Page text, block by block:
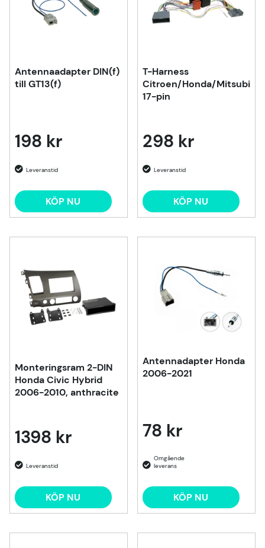
Antennaadapter DIN(f)
till GT13(f)
198 kr
KÖP NU
T-Harness
Citroen/Honda/Mitsubishi
17-pin
298 kr
KÖP NU
Monteringsram 2-DIN
Honda Civic Hybrid
2006-2010, anthracite
1398 kr
KÖP NU
Antennadapter Honda
2006-2021
78 kr
KÖP NU